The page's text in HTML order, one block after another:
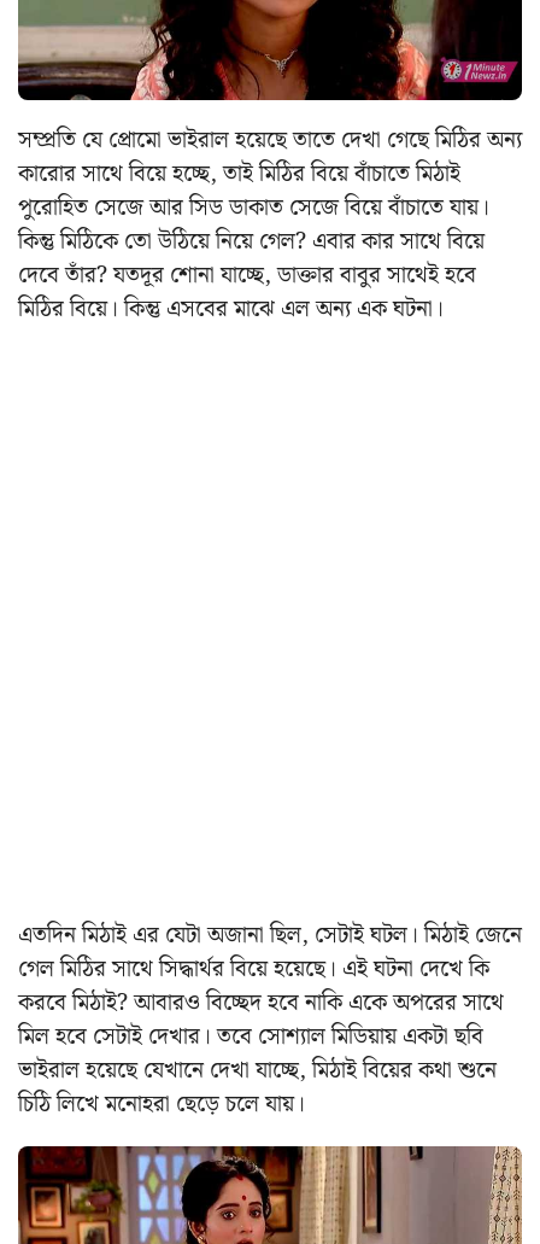
সম্প্রতি যে প্রোমো ভাইরাল হয়েছে তাতে দেখা গেছে মিঠির অন্য
কারোর সাথে বিয়ে হচ্ছে, তাই মিঠির বিয়ে বাঁচাতে মিঠাই
পুরোহিত সেজে আর সিড ডাকাত সেজে বিয়ে বাঁচাতে যায়।
কিন্তু মিঠিকে তো উঠিয়ে নিয়ে গেল? এবার কার সাথে বিয়ে
দেবে তাঁর? যতদূর শোনা যাচ্ছে, ডাক্তার বাবুর সাথেই হবে
মিঠির বিয়ে। কিন্তু এসবের মাঝে এল অন্য এক ঘটনা।
এতদিন মিঠাই এর যেটা অজানা ছিল, সেটাই ঘটল। মিঠাই জেনে
গেল মিঠির সাথে সিদ্ধার্থর বিয়ে হয়েছে। এই ঘটনা দেখে কি
করবে মিঠাই? আবারও বিচ্ছেদ হবে নাকি একে অপরের সাথে
মিল হবে সেটাই দেখার। তবে সোশ্যাল মিডিয়ায় একটা ছবি
ভাইরাল হয়েছে যেখানে দেখা যাচ্ছে, মিঠাই বিয়ের কথা শুনে
চিঠি লিখে মনোহরা ছেড়ে চলে যায়।